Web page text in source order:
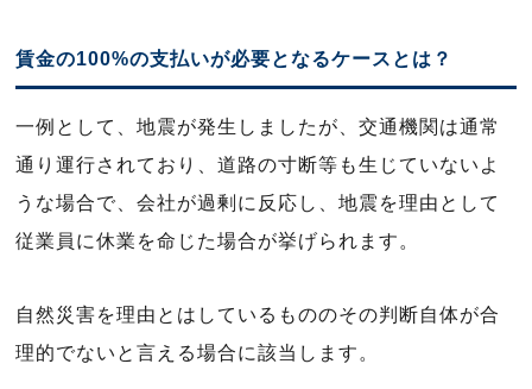
賃金の100%の支払いが必要となるケースとは？
一例として、地震が発生しましたが、交通機関は通常
通り運行されており、道路の寸断等も生じていないよ
うな場合で、会社が過剰に反応し、地震を理由として
従業員に休業を命じた場合が挙げられます。
自然災害を理由とはしているもののその判断自体が合
理的でないと言える場合に該当します。